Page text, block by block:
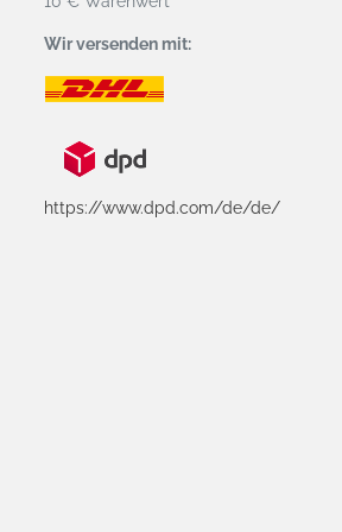
Wir versenden mit:
https://www.dpd.com/de/de/